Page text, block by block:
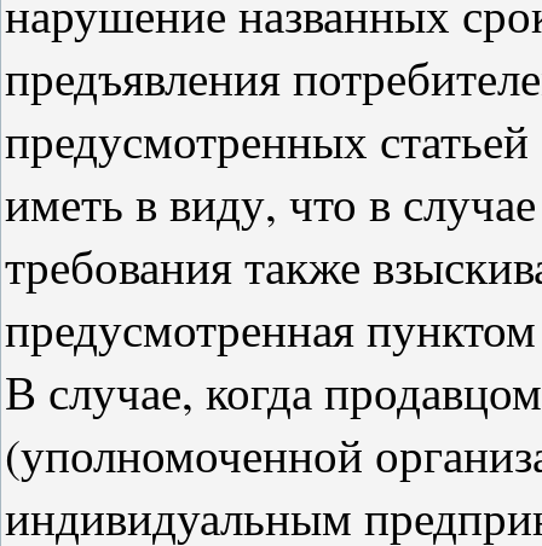
нарушение названных
предъявления
предусмотренных
иметь в виду, что в
требования также
предусмотренная
В случае, когда
(уполномоченной
индивидуальным